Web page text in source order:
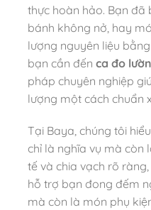
thực hoàn hảo. Bạn
bánh không nở, hay
lượng nguyên liệu
bạn cần đến ca đo
pháp chuyên nghiệp
lượng một cách chuẩn
Tại Baya, chúng tôi
chỉ là nghĩa vụ mà còn
tế và chia vạch rõ
hỗ trợ bạn đong đếm
mà còn là món phụ